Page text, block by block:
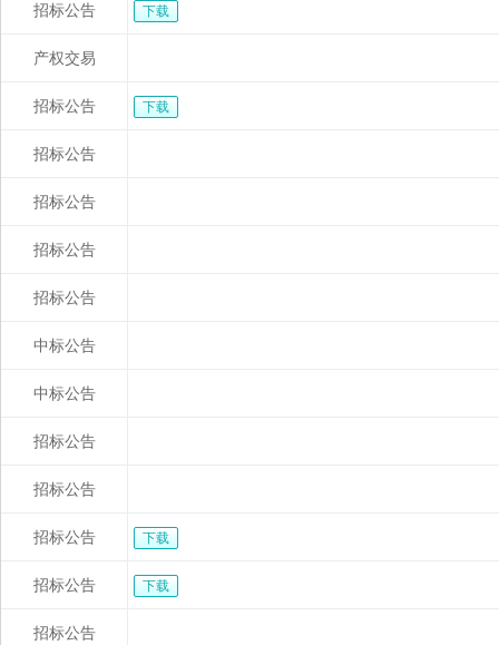
招标公告 下载
产权交易
招标公告 下载
招标公告
招标公告
招标公告
招标公告
中标公告
中标公告
招标公告
招标公告
招标公告 下载
招标公告 下载
招标公告